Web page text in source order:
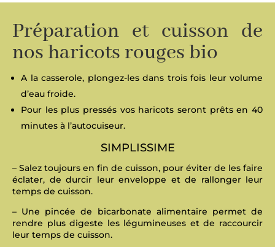
Préparation et cuisson de
nos haricots rouges bio
A la casserole, plongez-les dans trois fois leur volume
d’eau froide.
Pour les plus pressés vos haricots seront prêts en 40
minutes à l’autocuiseur.
SIMPLISSIME
– Salez toujours en fin de cuisson, pour éviter de les faire
éclater, de durcir leur enveloppe et de rallonger leur
temps de cuisson.
– Une pincée de bicarbonate alimentaire permet de
rendre plus digeste les légumineuses et de raccourcir
leur temps de cuisson.